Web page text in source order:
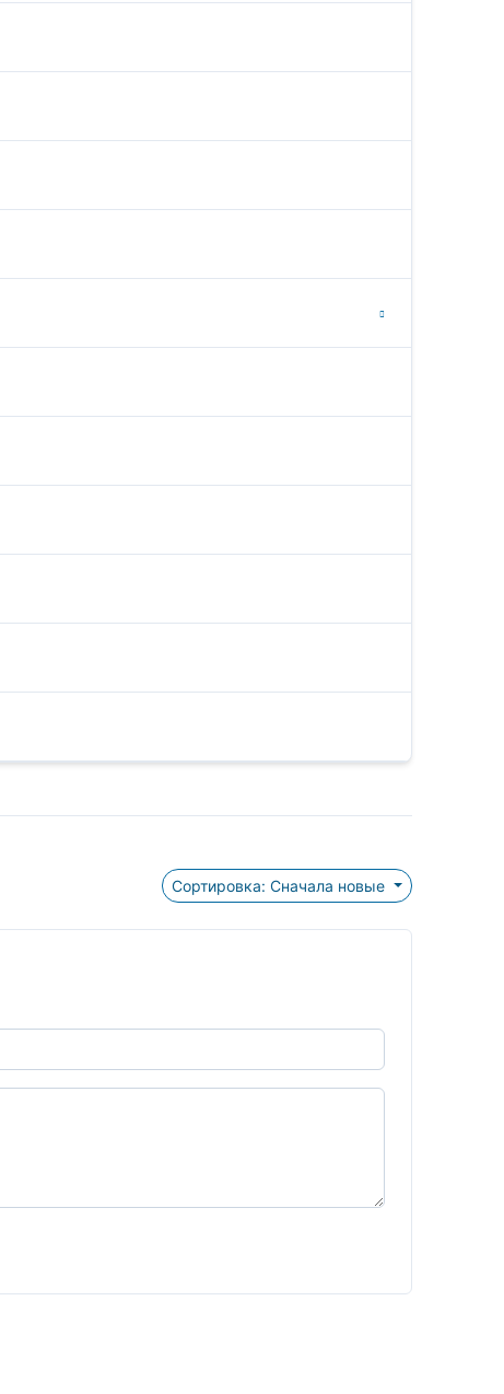
Сортировка: Сначала новые